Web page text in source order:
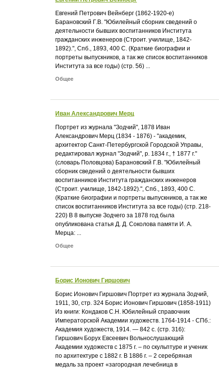
Евгений Петрович Вейнберг (1862-1920-е)
Барановский Г.В. "Юбилейный сборник сведений о
деятельности бывших воспитанников Института
гражданских инженеров (Строит. училище, 1842-
1892).", Спб., 1893, 400 С. (Краткие биографии и
портреты выпускников, а так же список воспитанников
Института за все годы) (стр. 56) ...
Общее
Иван Александрович Мерц
Портрет из журнала "Зодчий", 1878 Иван
Александрович Мерц (1834 - 1876) - "академик,
архитектор Санкт-Петербургской Городской Управы,
редактировал журнал "Зодчий", р. 1834 г., † 1877 г."
(словарь Половцова) Барановский Г.В. "Юбилейный
сборник сведений о деятельности бывших
воспитанников Института гражданских инженеров
(Строит. училище, 1842-1892).", Спб., 1893, 400 С.
(Краткие биографии и портреты выпускников, а так же
список воспитанников Института за все годы) (стр. 218-
220) В 8 выпуске Зодчего за 1878 год была
опубликована статья Д. Д. Соколова памяти И. А.
Мерца: ...
Общее
Борис Ионович Гиршович
Борис Ионович Гиршович Портрет из журнала Зодчий,
1911, 30, стр. 324 Борис Ионович Гиршович (1858-1911)
Из книги: Кондаков С.Н. Юбилейный справочник
Императорской Академии художеств. 1764-1914 - СПб.:
Академия художеств, 1914. — 842 с. (стр. 316):
Гиршович Борух Евсеевич Вольнослушающий
Академии художеств с 1875 г. – по скульптуре и ученик
по архитектуре с 1882 г. В 1886 г. – 2 серебряная
медаль за проект «загородная лечебница в